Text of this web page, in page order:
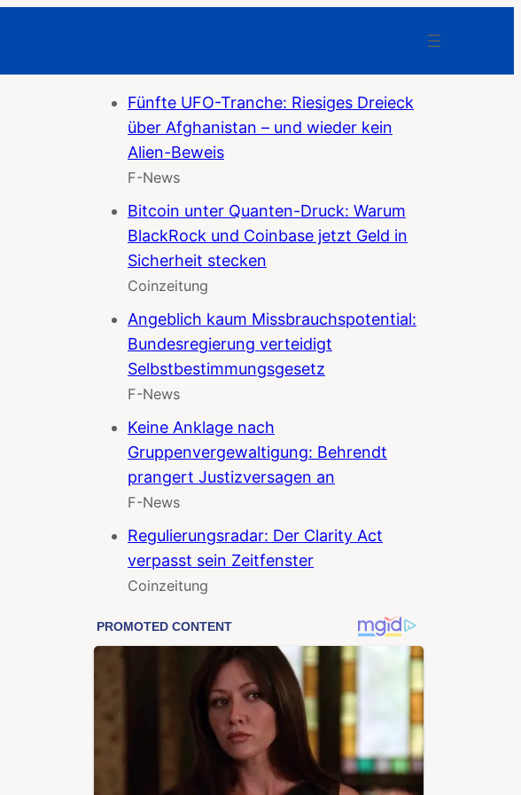
Fünfte UFO-Tranche: Riesiges Dreieck
über Afghanistan – und wieder kein
Alien-Beweis
F-News
Bitcoin unter Quanten-Druck: Warum
BlackRock und Coinbase jetzt Geld in
Sicherheit stecken
Coinzeitung
Angeblich kaum Missbrauchspotential:
Bundesregierung verteidigt
Selbstbestimmungsgesetz
F-News
Keine Anklage nach
Gruppenvergewaltigung: Behrendt
prangert Justizversagen an
F-News
Regulierungsradar: Der Clarity Act
verpasst sein Zeitfenster
Coinzeitung